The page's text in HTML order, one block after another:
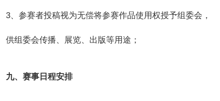
3、参赛者投稿视为无偿将参赛作品使用权授予组委会，
供组委会传播、展览、出版等用途；
九、赛事日程安排